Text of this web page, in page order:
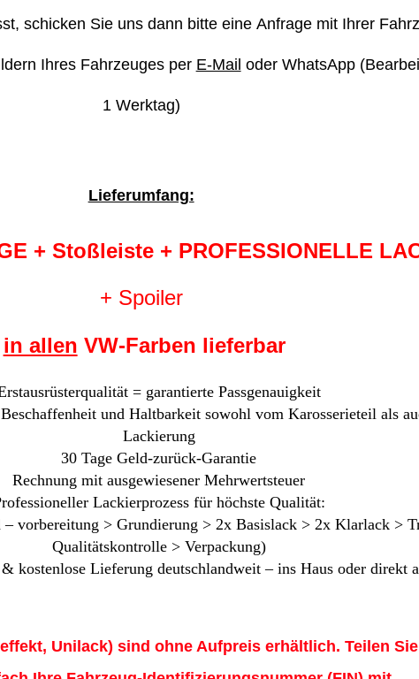
schicken Sie uns dann bitte eine Anfrage mit Ihrer
Ihres Fahrzeuges per E-Mail oder WhatsApp
1 Werktag)
Lieferumfang:
+ Stoßleiste + PROFESSIONELLE
+ Spoiler
in allen VW-Farben lieferbar
= garantierte Passgenauigkeit
und Haltbarkeit sowohl vom Karosserieteil als
Lackierung
30 Tage Geld-zurück-Garantie
Rechnung mit ausgewiesener Mehrwertsteuer
Lackierprozess für höchste Qualität:
– vorbereitung > Grundierung > 2x Basislack > 2x Klarlack >
Qualitätskontrolle > Verpackung)
kostenlose Lieferung deutschlandweit – ins Haus oder direkt
Unilack) sind ohne Aufpreis erhältlich. Teilen